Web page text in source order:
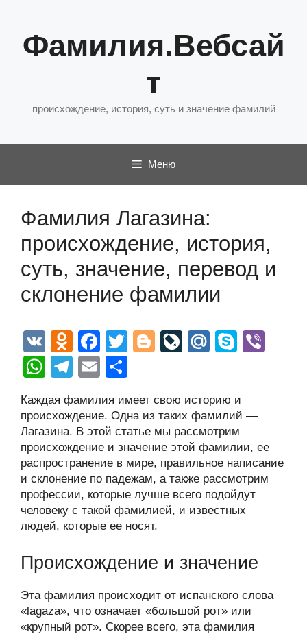
содержимому
Фамилия.Вебсай
т
происхождение, история, суть и значение фамилий
Меню
Фамилия Лагазина:
происхождение, история,
суть, значение, перевод и
склонение фамилии
V
K
O
d
n
o
kl
a
ss
ni
ki
F
a
c
e
b
o
o
k
T
er
Bl
g
er
Li
J
o
ur
n
al
M
u
S
e
W
at
s
A
p
p
T
e
gr
a
m
E
ail р
а
в
и
ть
Каждая фамилия имеет свою историю и
происхождение. Одна из таких фамилий —
Лагазина. В этой статье мы рассмотрим
происхождение и значение этой фамилии, ее
распространение в мире, правильное написание
и склонение по падежам, а также рассмотрим
профессии, которые лучше всего подойдут
человеку с такой фамилией, и известных
людей, которые ее носят.
Происхождение и значение
Эта фамилия происходит от испанского слова
«lagaza», что означает «большой рот» или
«крупный рот». Скорее всего, эта фамилия